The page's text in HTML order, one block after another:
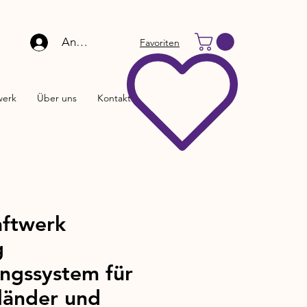
Anmelden Favoriten
Über uns Kontakt
für
und